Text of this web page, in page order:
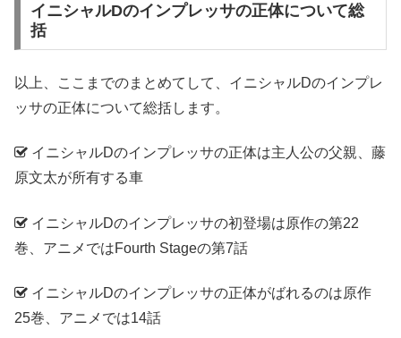
イニシャルDのインプレッサの正体について総
括
以上、ここまでのまとめてして、イニシャルDのインプレ
ッサの正体について総括します。
イニシャルDのインプレッサの正体は主人公の父親、藤
原文太が所有する車
イニシャルDのインプレッサの初登場は原作の第22
巻、アニメではFourth Stageの第7話
イニシャルDのインプレッサの正体がばれるのは原作
25巻、アニメでは14話